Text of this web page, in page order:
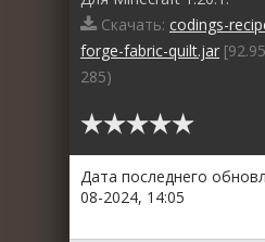
Скачать: codings-
forge-fabric-quilt.jar
285)
Дата последнего
08-2024, 14:05